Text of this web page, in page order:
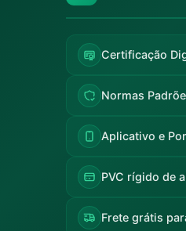
Certificação
Normas
Aplicativo e
PVC rígido de
Frete grátis